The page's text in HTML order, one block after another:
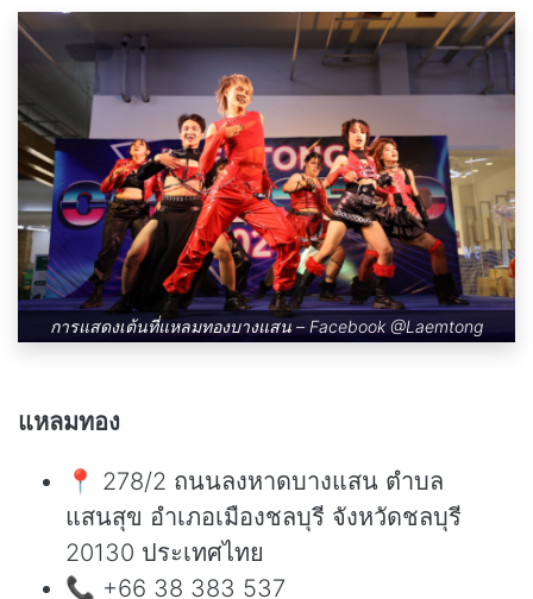
การแสดงเต้นที่แหลมทองบางแสน – Facebook @Laemtong
แหลมทอง
📍 278/2 ถนนลงหาดบางแสน ตำบล
แสนสุข อำเภอเมืองชลบุรี จังหวัดชลบุรี
20130 ประเทศไทย
📞 +66 38 383 537